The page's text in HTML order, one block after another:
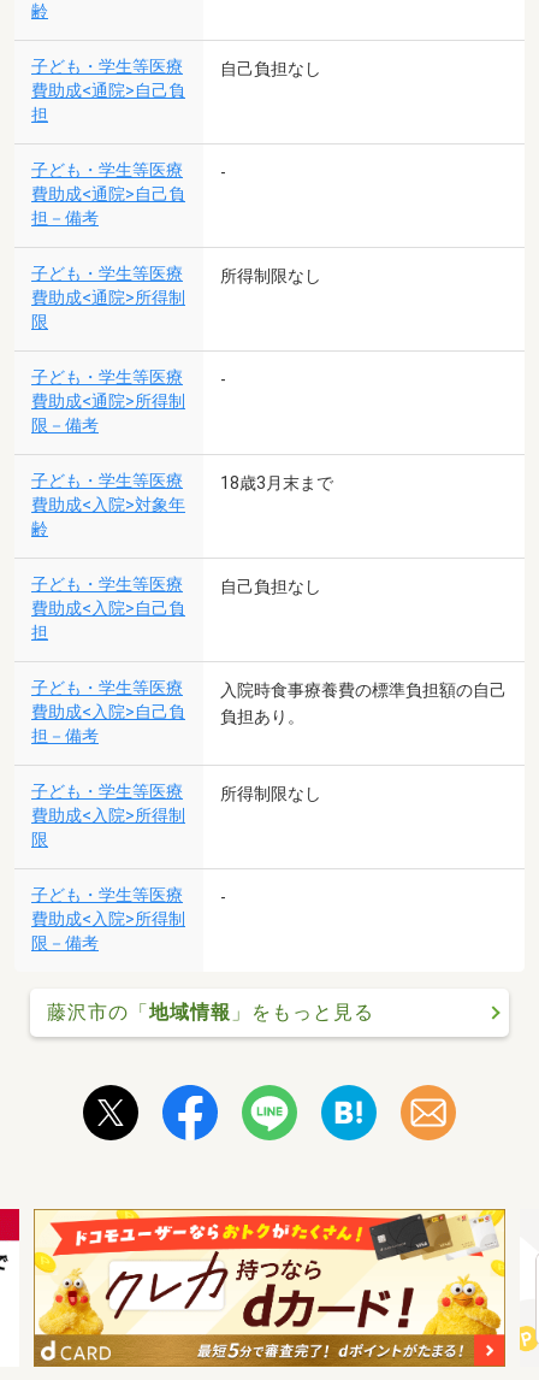
齢
子ども・学生等医療
費助成<通院>自己負
担
自己負担なし
子ども・学生等医療
費助成<通院>自己負
担－備考
-
子ども・学生等医療
費助成<通院>所得制
限
所得制限なし
子ども・学生等医療
費助成<通院>所得制
限－備考
-
子ども・学生等医療
費助成<入院>対象年
齢
18歳3月末まで
子ども・学生等医療
費助成<入院>自己負
担
自己負担なし
子ども・学生等医療
費助成<入院>自己負
担－備考
入院時食事療養費の標準負担額の自己
負担あり。
子ども・学生等医療
費助成<入院>所得制
限
所得制限なし
子ども・学生等医療
費助成<入院>所得制
限－備考
-
藤沢市の「地域情報 」をもっと見る